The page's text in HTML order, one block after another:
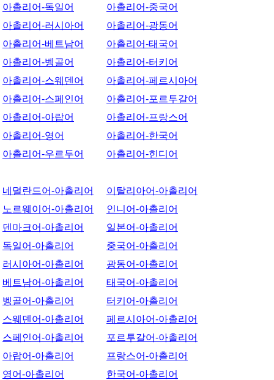
아촐리어-독일어
아촐리어-러시아어
아촐리어-베트남어
아촐리어-벵골어
아촐리어-스웨덴어
아촐리어-스페인어
아촐리어-아랍어
아촐리어-영어
아촐리어-우르두어
아촐리어-중국어
아촐리어-광동어
아촐리어-태국어
아촐리어-터키어
아촐리어-페르시아어
아촐리어-포르투갈어
아촐리어-프랑스어
아촐리어-한국어
아촐리어-힌디어
네덜란드어-아촐리어
노르웨이어-아촐리어
덴마크어-아촐리어
독일어-아촐리어
러시아어-아촐리어
베트남어-아촐리어
벵골어-아촐리어
스웨덴어-아촐리어
스페인어-아촐리어
아랍어-아촐리어
영어-아촐리어
이탈리아어-아촐리어
인니어-아촐리어
일본어-아촐리어
중국어-아촐리어
광동어-아촐리어
태국어-아촐리어
터키어-아촐리어
페르시아어-아촐리어
포르투갈어-아촐리어
프랑스어-아촐리어
한국어-아촐리어